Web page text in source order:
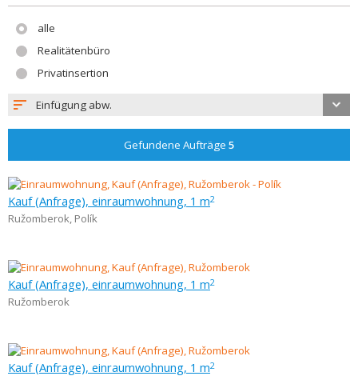
alle
Realitätenbüro
Privatinsertion
Einfügung abw.
Gefundene Aufträge 5
Kauf (Anfrage), einraumwohnung, 1 m2
Ružomberok, Polík
Kauf (Anfrage), einraumwohnung, 1 m2
Ružomberok
Kauf (Anfrage), einraumwohnung, 1 m2